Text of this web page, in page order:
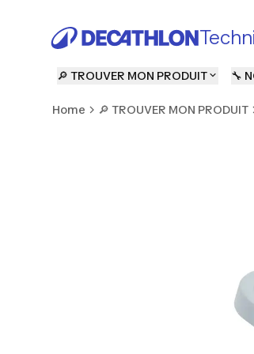
🔎 TROUVER MON PRODUIT 🔧
Home 🔎 TROUVER MON PRODUIT